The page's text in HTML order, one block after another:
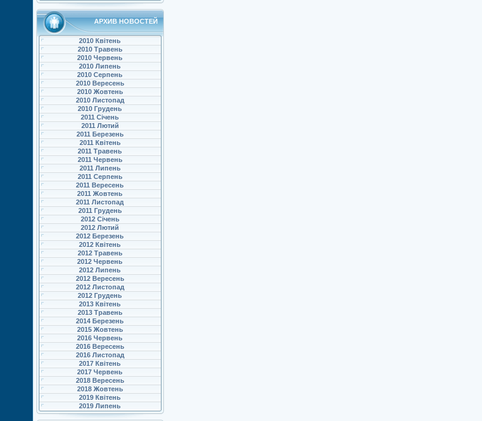
АРХИВ НОВОСТЕЙ
2010 Квітень
2010 Травень
2010 Червень
2010 Липень
2010 Серпень
2010 Вересень
2010 Жовтень
2010 Листопад
2010 Грудень
2011 Січень
2011 Лютий
2011 Березень
2011 Квітень
2011 Травень
2011 Червень
2011 Липень
2011 Серпень
2011 Вересень
2011 Жовтень
2011 Листопад
2011 Грудень
2012 Січень
2012 Лютий
2012 Березень
2012 Квітень
2012 Травень
2012 Червень
2012 Липень
2012 Вересень
2012 Листопад
2012 Грудень
2013 Квітень
2013 Травень
2014 Березень
2015 Жовтень
2016 Червень
2016 Вересень
2016 Листопад
2017 Квітень
2017 Червень
2018 Вересень
2018 Жовтень
2019 Квітень
2019 Липень